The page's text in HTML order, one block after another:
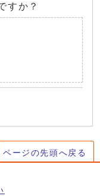
すか？
ページの先頭へ戻る